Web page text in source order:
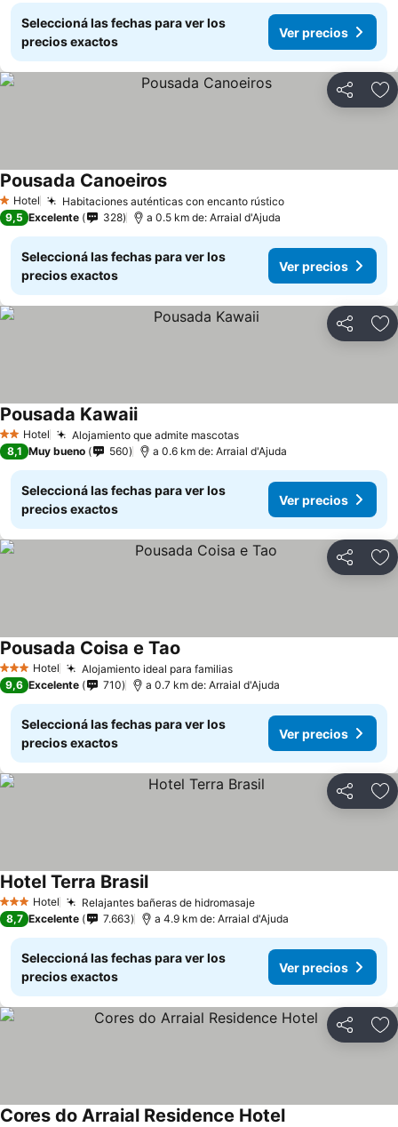
Seleccioná las fechas para ver los
precios exactos
Ver precios
Compartir
1 Estrellas
Hotel Habitaciones auténticas con encanto rústico
Pousada Canoeiros
9,5 Excelente 328 a 0.5 km de: Arraial d'Ajuda
Seleccioná las fechas para ver los
precios exactos
Ver precios
Compartir
2 Estrellas
Hotel Alojamiento que admite mascotas
Pousada Kawaii
8,1 Muy bueno 560 a 0.6 km de: Arraial d'Ajuda
Seleccioná las fechas para ver los
precios exactos
Ver precios
Compartir
3 Estrellas
Hotel Alojamiento ideal para familias
Pousada Coisa e Tao
9,6 Excelente 710 a 0.7 km de: Arraial d'Ajuda
Seleccioná las fechas para ver los
precios exactos
Ver precios
Compartir
3 Estrellas
Hotel Relajantes bañeras de hidromasaje
Hotel Terra Brasil
8,7 Excelente 7.663 a 4.9 km de: Arraial d'Ajuda
Seleccioná las fechas para ver los
precios exactos
Ver precios
Compartir
Cores do Arraial Residence Hotel